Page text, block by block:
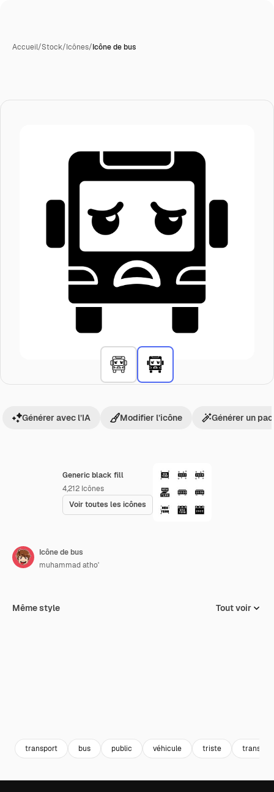
Accueil/Stock/Icônes/Icône de bus
Generic black fill
4,212 Icônes
Voir toutes les icônes
Générer avec l’IA Modifier l’icône Générer un
Icône de bus
muhammad atho'
Même style Tout voir
transport bus public véhicule triste transport